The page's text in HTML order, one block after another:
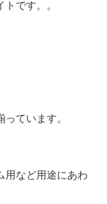
です。。
ています。
用など用途にあわ